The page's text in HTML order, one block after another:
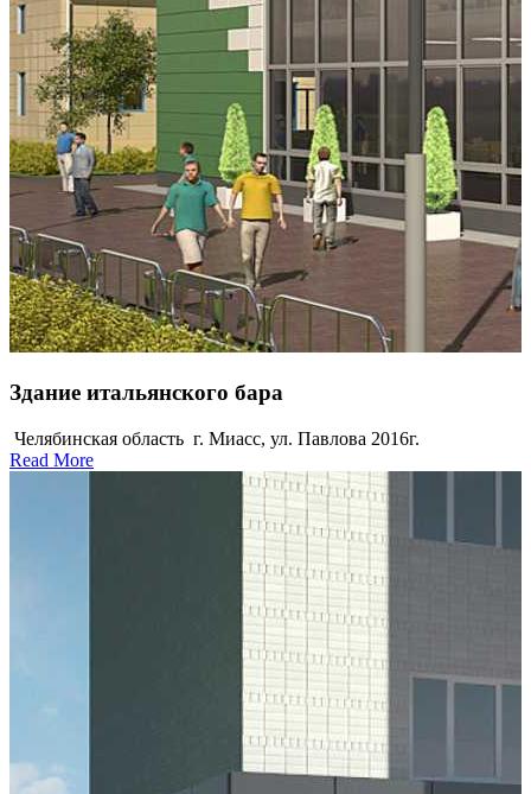
Здание итальянского бара
Челябинская область г. Миасс, ул. Павлова 2016г.
Read More